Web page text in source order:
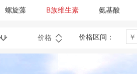
螺旋藻 B族维生素 氨基酸
价格 价格区间：